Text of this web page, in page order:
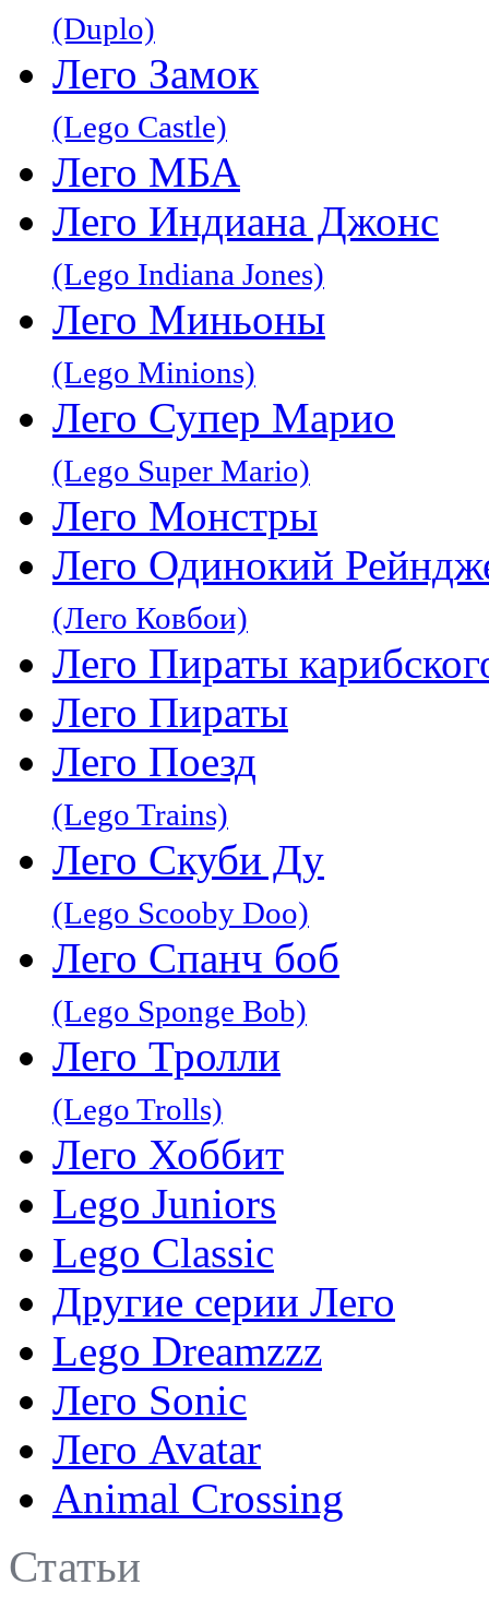
(Duplo)
Лего Замок
(Lego Castle)
Лего МБА
Лего Индиана Джонс
(Lego Indiana Jones)
Лего Миньоны
(Lego Minions)
Лего Супер Марио
(Lego Super Mario)
Лего Монстры
Лего Одинокий
(Лего Ковбои)
Лего Пираты
Лего Пираты
Лего Поезд
(Lego Trains)
Лего Скуби Ду
(Lego Scooby Doo)
Лего Спанч боб
(Lego Sponge Bob)
Лего Тролли
(Lego Trolls)
Лего Хоббит
Lego Juniors
Lego Classic
Другие серии Лего
Lego Dreamzzz
Лего Sonic
Лего Avatar
Animal Crossing
Статьи